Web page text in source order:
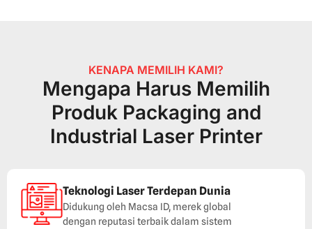
KENAPA MEMILIH KAMI?
Mengapa Harus Memilih
Produk Packaging and
Industrial Laser Printer
Teknologi Laser Terdepan Dunia
Didukung oleh Macsa ID, merek global
dengan reputasi terbaik dalam sistem